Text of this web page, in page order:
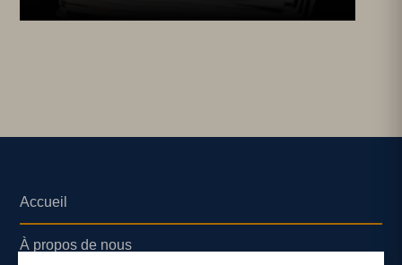
Accueil
À propos de nous